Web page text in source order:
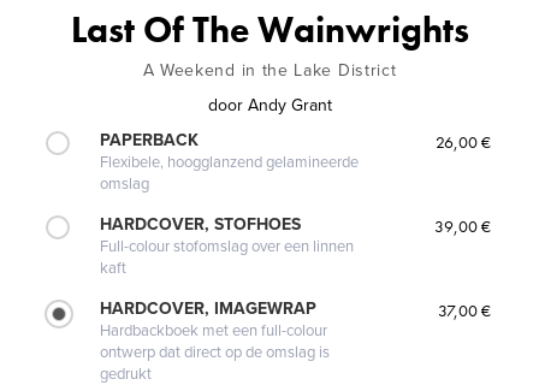
Last Of The Wainwrights
A Weekend in the Lake District
door Andy Grant
PAPERBACK
Flexibele, hoogglanzend gelamineerde
omslag
26,00 €
HARDCOVER, STOFHOES
Full-colour stofomslag over een linnen
kaft
39,00 €
HARDCOVER, IMAGEWRAP
Hardbackboek met een full-colour
ontwerp dat direct op de omslag is
gedrukt
37,00 €